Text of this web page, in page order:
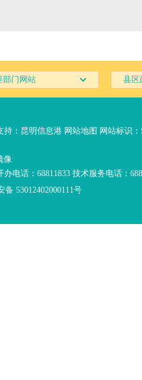
部门网站 县区
： 昆明信息港 网站地图 网站标识：
像
电话：68811833 技术服务电话：
备 53012402000111号